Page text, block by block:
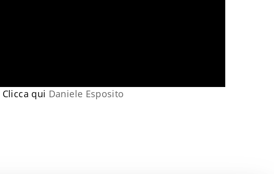
​Clicca qui Daniele Esposito